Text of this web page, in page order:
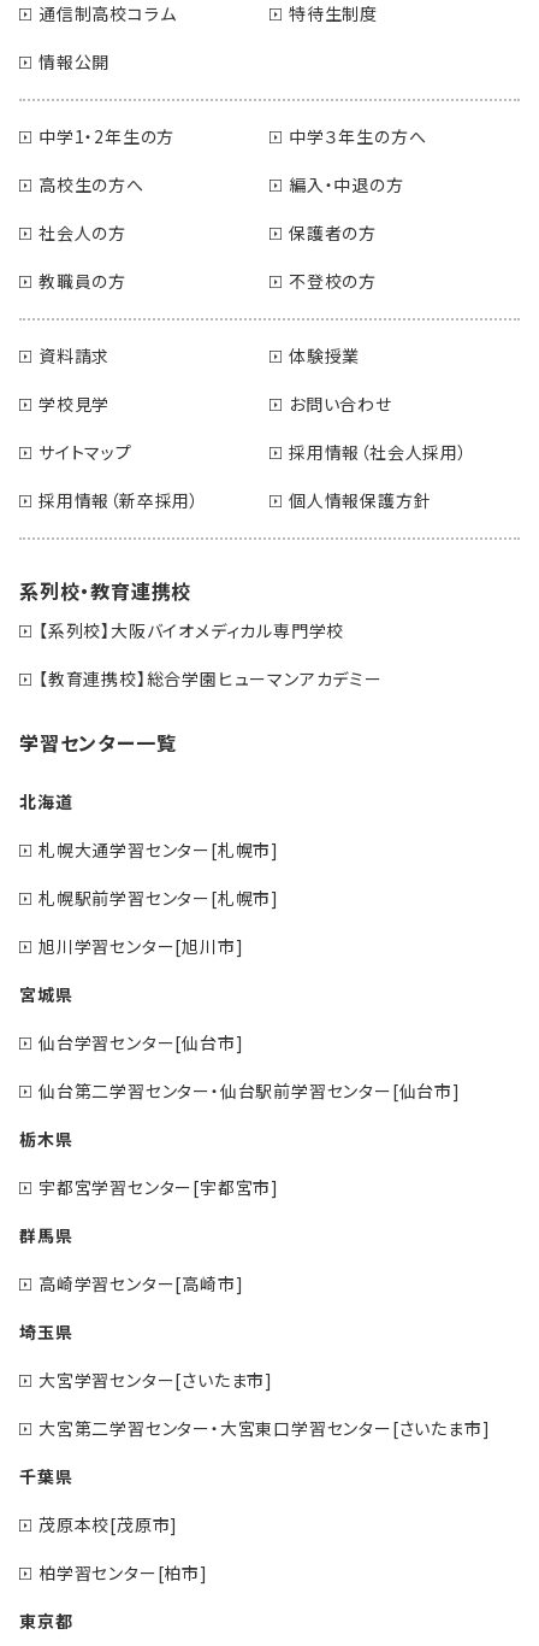
通信制高校コラム
特待生制度
情報公開
中学1・2年生の方
中学３年生の方へ
高校生の方へ
編入・中退の方
社会人の方
保護者の方
教職員の方
不登校の方
資料請求
体験授業
学校見学
お問い合わせ
サイトマップ
採用情報（社会人採用）
採用情報（新卒採用）
個人情報保護方針
系列校・教育連携校
【系列校】大阪バイオメディカル専門学校
【教育連携校】総合学園ヒューマンアカデミー
学習センター一覧
北海道
札幌大通学習センター[札幌市]
札幌駅前学習センター[札幌市]
旭川学習センター[旭川市]
宮城県
仙台学習センター[仙台市]
仙台第二学習センター・仙台駅前学習センター[仙台市]
栃木県
宇都宮学習センター[宇都宮市]
群馬県
高崎学習センター[高崎市]
埼玉県
大宮学習センター[さいたま市]
大宮第二学習センター・大宮東口学習センター[さいたま市]
千葉県
茂原本校[茂原市]
柏学習センター[柏市]
東京都